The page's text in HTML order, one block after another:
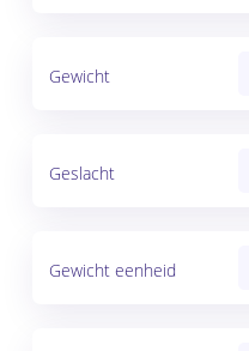
Gewicht
Geslacht
Gewicht eenheid